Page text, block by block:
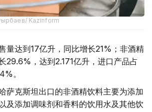
Kazinform
量达到17亿升，同比增长21%；非酒精
29.6%，达到2.171亿升，进口产品占
。
萨克斯坦出口的非酒精饮料主要为添加
及添加调味剂和香料的饮用水及其他饮